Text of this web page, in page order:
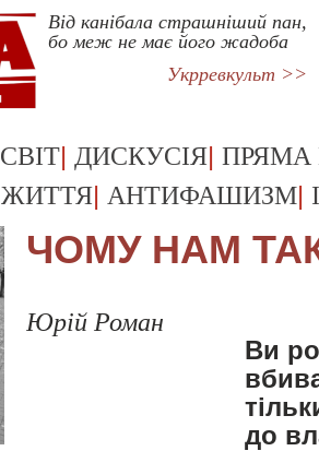
Від канібала страшніший пан,
бо меж не має його жадоба
Укрревкульт >>
СВІТ| ДИСКУСІЯ| ПРЯМА
ЖИТТЯ| АНТИФАШИЗМ|
ЧОМУ НАМ
Юрій Роман
Ви
до